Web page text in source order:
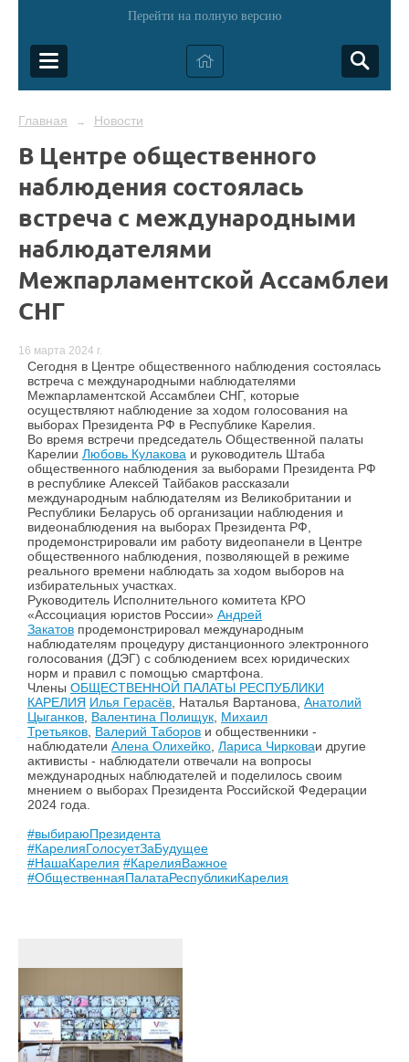
Перейти на полную версию
Главная → Новости
В Центре общественного
наблюдения состоялась
встреча с международными
наблюдателями
Межпарламентской Ассамблеи
СНГ
16 марта 2024 г.
Сегодня в Центре общественного наблюдения состоялась
встреча с международными наблюдателями
Межпарламентской Ассамблеи СНГ, которые
осуществляют наблюдение за ходом голосования на
выборах Президента РФ в Республике Карелия.
Во время встречи председатель Общественной палаты
Карелии Любовь Кулакова и руководитель Штаба
общественного наблюдения за выборами Президента РФ
в республике Алексей Тайбаков рассказали
международным наблюдателям из Великобритании и
Республики Беларусь об организации наблюдения и
видеонаблюдения на выборах Президента РФ,
продемонстрировали им работу видеопанели в Центре
общественного наблюдения, позволяющей в режиме
реального времени наблюдать за ходом выборов на
избирательных участках.
Руководитель Исполнительного комитета КРО
«Ассоциация юристов России» Андрей
Закатов продемонстрировал международным
наблюдателям процедуру дистанционного электронного
голосования (ДЭГ) с соблюдением всех юридических
норм и правил с помощью смартфона.
Члены ОБЩЕСТВЕННОЙ ПАЛАТЫ РЕСПУБЛИКИ
КАРЕЛИЯ Илья Герасёв, Наталья Вартанова, Анатолий
Цыганков, Валентина Полищук, Михаил
Третьяков, Валерий Таборов и общественники -
наблюдатели Алена Олихейко, Лариса Чирковаи другие
активисты - наблюдатели отвечали на вопросы
международных наблюдателей и поделилось своим
мнением о выборах Президента Российской Федерации
2024 года.
#выбираюПрезидента
#КарелияГолосуетЗаБудущее
#НашаКарелия #КарелияВажное
#ОбщественнаяПалатаРеспубликиКарелия